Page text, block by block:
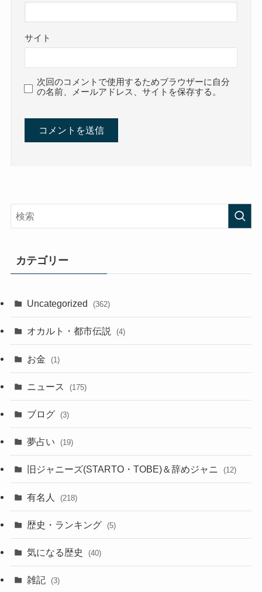
サイト
次回のコメントで使用するためブラウザーに自分
の名前、メールアドレス、サイトを保存する。
カテゴリー
Uncategorized (362)
オカルト・都市伝説 (4)
お金 (1)
ニュース (175)
ブログ (3)
夢占い (19)
旧ジャニーズ(STARTO・TOBE)＆辞めジャニ (12)
有名人 (218)
歴史・ランキング (5)
気になる歴史 (40)
雑記 (3)